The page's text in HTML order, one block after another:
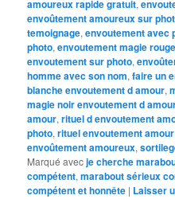
amoureux rapide gratuit,
envoûtement amoureux sur
temoignage,envoutement avec
photo,envoutement magie rouge
envoutement sur photo,
homme avec son nom,faire un
blanche envoutement d amour,
magie noir envoutement d
amour,rituel d envoutement
photo,rituel envoutement
envoûtement amoureux,
Marqué avecje cherche
compétent,marabout sérieux
compétent et honnête | Laisser